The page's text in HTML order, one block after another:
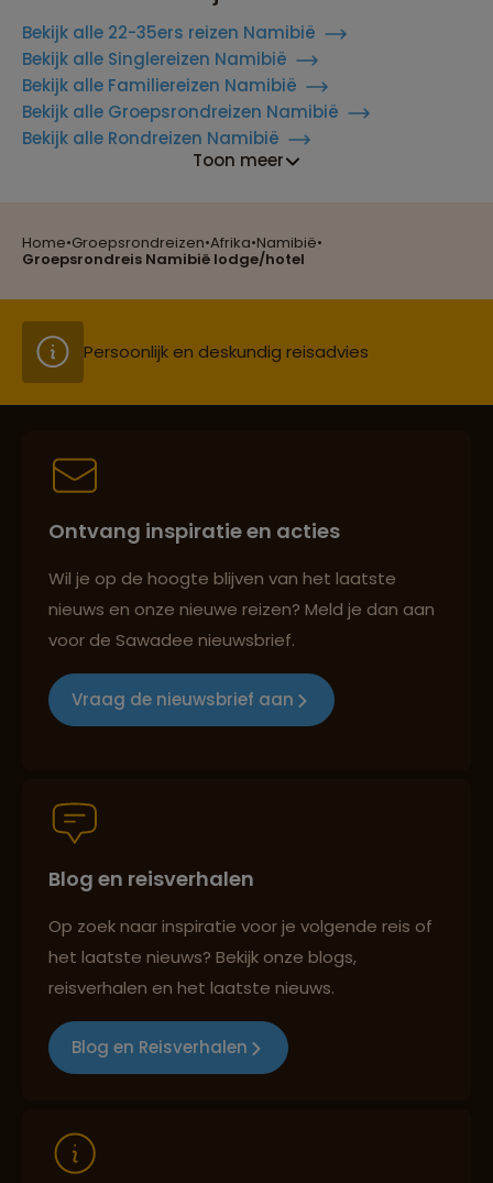
Home•Groepsrondreizen•Afrika•Namibië•
Groepsrondreis Namibië lodge/hotel
Bekijk alle 22-35ers reizen Namibië
Bekijk alle Singlereizen Namibië
Bekijk alle Familiereizen Namibië
Bekijk alle Groepsrondreizen Namibië
Bekijk alle Rondreizen Namibië
Toon meer
Reizen met oog voor mens, cultuur en milieu
Groepsreizen mét indivuele vrijheid
Persoonlijk en deskundig reisadvies
Best beoordeelde reisroutes
Groepsreizen mét indivuele vrijheid
Best beoordeelde reisroutes
Reizen met oog voor mens, cultuur en milieu
Ontvang inspiratie en acties
Wil je op de hoogte blijven van het laatste
nieuws en onze nieuwe reizen? Meld je dan aan
voor de Sawadee nieuwsbrief.
Vraag de nieuwsbrief aan
Blog en reisverhalen
Op zoek naar inspiratie voor je volgende reis of
het laatste nieuws? Bekijk onze blogs,
reisverhalen en het laatste nieuws.
Blog en Reisverhalen